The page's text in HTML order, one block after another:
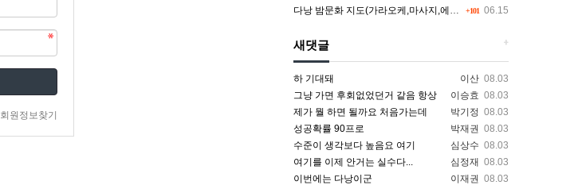
회원정보찾기
+101 06.15
다낭 밤문화 지도(가라오케,마사지,에코걸,토킹바,클럽) 유흥별 가격 및 후기공유
+
새댓글
이산 08.03
하 기대돼
이승효 08.03
그냥 가면 후회없었던거 같음 항상
박기정 08.03
제가 뭘 하면 될까요 처음가는데
박재권 08.03
성공확률 90프로
심상수 08.03
수준이 생각보다 높음요 여기
심정재 08.03
여기를 이제 안거는 실수다...
이재권 08.03
이번에는 다낭이군